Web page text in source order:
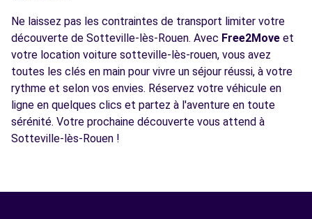
Ne laissez pas les contraintes de transport limiter votre
découverte de Sotteville-lès-Rouen. Avec Free2Move et
votre location voiture sotteville-lès-rouen, vous avez
toutes les clés en main pour vivre un séjour réussi, à votre
rythme et selon vos envies. Réservez votre véhicule en
ligne en quelques clics et partez à l'aventure en toute
sérénité. Votre prochaine découverte vous attend à
Sotteville-lès-Rouen !